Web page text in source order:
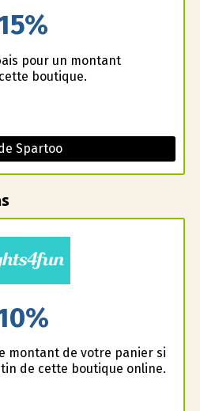
pour un montant
boutique.
Spartoo
montant de votre panier si
de cette boutique online.